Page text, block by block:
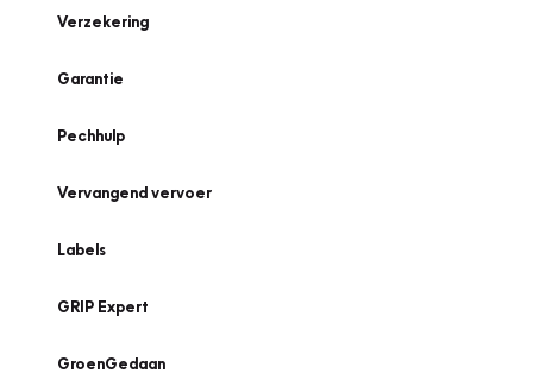
Verzekering
Garantie
Pechhulp
Vervangend vervoer
Labels
GRIP Expert
GroenGedaan